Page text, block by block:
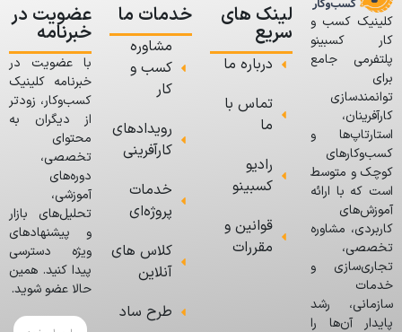
کلینیک کسب و
کار کسبینو
پلتفرمی جامع
برای
توانمندسازی
کارآفرینان،
استارتاپ‌ها و
کسب‌وکارهای
کوچک و متوسط
است که با ارائه
آموزش‌های
کاربردی، مشاوره
تخصصی،
تجاری‌سازی و
خدمات
سازمانی، رشد
پایدار آن‌ها را
لینک های
سریع
درباره ما
تماس با
ما
رادیو
کسبینو
قوانین و
مقررات
خدمات ما
مشاوره
کسب و
کار
رویدادهای
کارآفرینی
خدمات
پروژه‌ای
کلاس های
آنلاین
طرح ساد
عضویت در
خبرنامه
با عضویت در
خبرنامه کلینیک
کسب‌وکار، زودتر
از دیگران به
محتوای
تخصصی،
دوره‌های
آموزشی،
تحلیل‌های بازار
و پیشنهادهای
ویژه دسترسی
پیدا کنید. همین
حالا عضو شوید.